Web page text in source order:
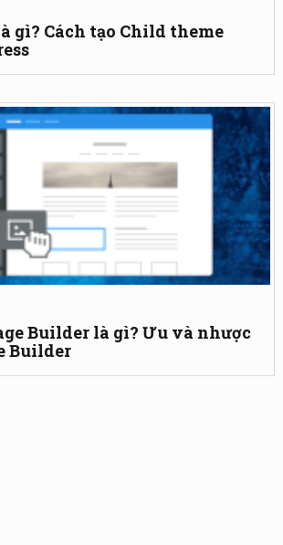
gì? Cách tạo Child theme
Builder là gì? Ưu và nhược
Builder